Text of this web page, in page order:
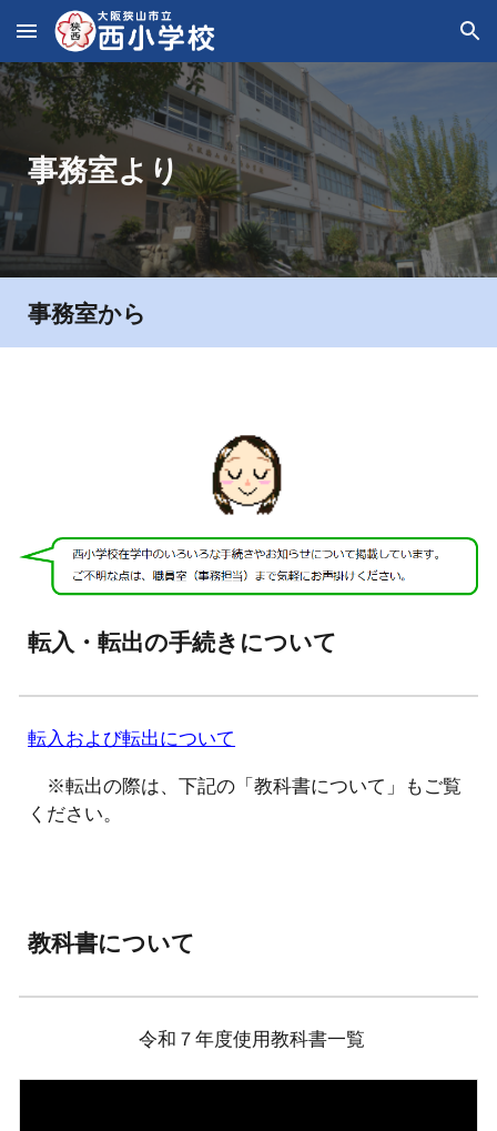
Skip to main content Skip to navigation
事務室より
事務室から
転入・転出の手続きについて
転入および転出について
※転出の際は、下記の「教科書について」もご覧
ください。
教科書について
令和７年度使用教科書一覧